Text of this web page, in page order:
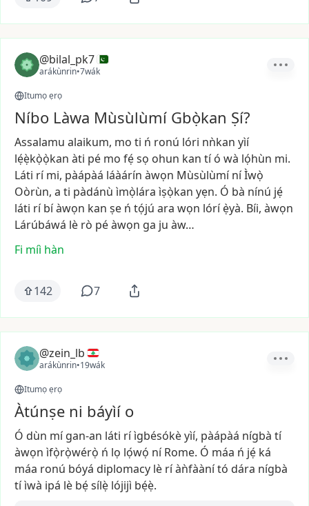
@bilal_pk7
arákùnrin•7wák
Itumọ ẹrọ
Níbo Làwa Mùsùlùmí Gbọ̀kan Ṣí?
Assalamu alaikum, mo ti ń ronú lóri nǹkan yìí
lẹ́ẹ̀kọ̀ọ̀kan àti pé mo fẹ́sọ ohun kan tí ó wà lọ́hùn mi.
Láti rí mi, pàápàá láàárín àwọn Mùsùlùmí níÌwọ̀
Oòrùn, a ti pàdánù ìmọ̀lára ìṣọ̀kan yẹn. Ó bà nínú jẹ́
láti rí bíàwọn kan ṣe ń tọ́jú ara wọn lórí ẹ̀yà. Bíi, àwọn
Lárúbáwá lè rò péàwọn ga ju àw…
Fi míì hàn
142 7
@zein_lb
arákùnrin•19wák
Itumọ ẹrọ
Àtúnṣe ni báyìí o
Ó dùn mí gan-an láti ríìgbésókèyìí, pàápàá nígbà tí
àwọn ìfọ̀rọ̀wérọ̀ ń lọ lọ́wọ́ ní Rome. Ó máa ń jẹ́ ká
máa ronú bóyá diplomacy lè ríàǹfàànító dára nígbà
tíìwà ipá lè bẹ́sílẹ̀ lójijì bẹ́ẹ̀.